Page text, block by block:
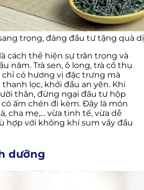
trọng, đáng đầu tư tặng quà
cách thể hiện sự trân trọng và
năm. Trà sen, ô long, trà cổ thụ
có hương vị đặc trưng mà
lọc, khởi đầu an yên. Khi
thân, đừng ngại đầu tư hộp
ấm chén đi kèm. Đây là món
cha mẹ,… vừa tinh tế, vừa dễ
hợp với không khí sum vầy đầu
dưỡng